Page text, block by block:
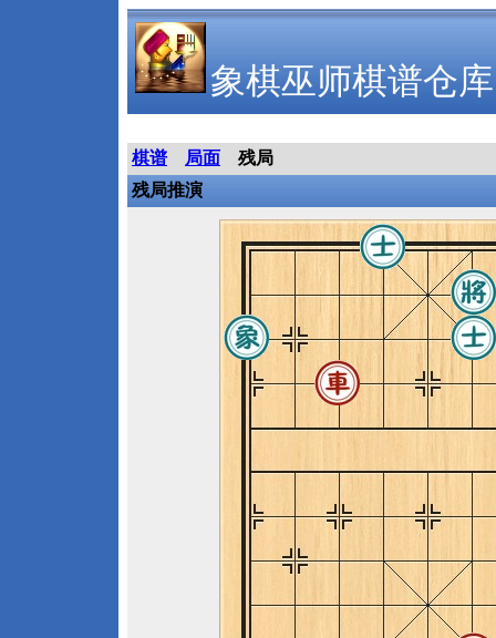
象棋巫师棋谱仓库
棋谱 局面
残局
残局推演